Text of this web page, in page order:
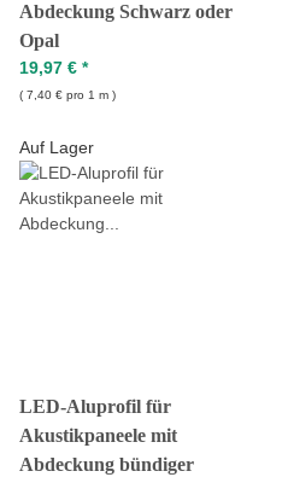
Abdeckung Schwarz oder
Opal
19,97 € *
7,40 € pro 1 m
Auf Lager
LED-Aluprofil für
Akustikpaneele mit
Abdeckung bündiger